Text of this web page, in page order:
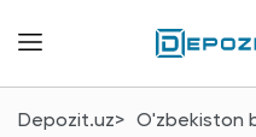
Depozit.uz O'zbekiston